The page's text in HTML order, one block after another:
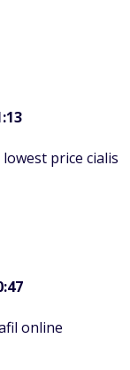
lowest price cialis
online